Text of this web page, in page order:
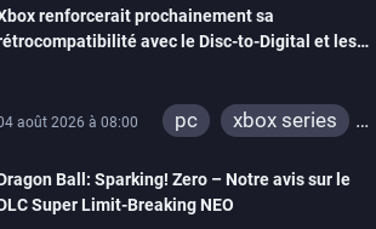
switch
switch 2
renforcerait prochainement sa
avec le Disc-to-Digital et les
août 2026 à 08:00 pc
xbox series
xbox 360
Ball: Sparking! Zero – Notre avis sur le
Super Limit-Breaking NEO